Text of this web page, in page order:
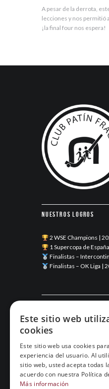
A pesar de la derrota,
lecciones y nos permitió
¡la final four nos espera!
Nuestros logros
2 WSE Champions |
1 Supercopa de
Finalistas –
Finalistas – OK Liga |
Esneca Fraga junio
Mayo de 2026: el mes
Esneca Fraga
Abril de 2026: el Esneca
y asegura el segundo
Este sitio web
cookies
Este sitio web usa cookies
experiencia del usuario. Al
sitio web, usted acepta todas
acuerdo con nuestra Política
Más información